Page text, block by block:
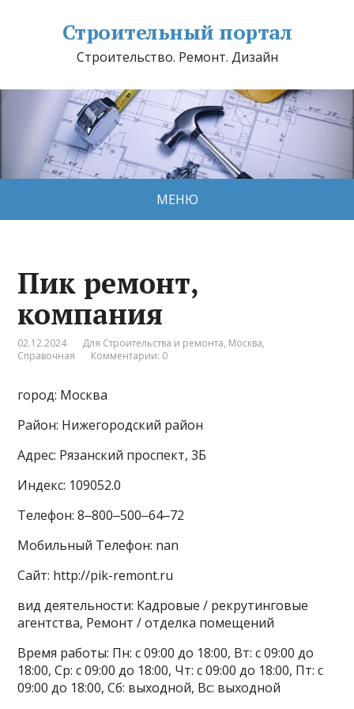
Строительный портал
Строительство. Ремонт. Дизайн
МЕНЮ
Пик ремонт,
компания
02.12.2024 Для Строительства и ремонта, Москва,
Справочная
Комментарии: 0
город: Москва
Район: Нижегородский район
Адрес: Рязанский проспект, 3Б
Индекс: 109052.0
Телефон: 8‒800‒500‒64‒72
Мобильный Телефон: nan
Сайт: http://pik-remont.ru
вид деятельности: Кадровые / рекрутинговые
агентства, Ремонт / отделка помещений
Время работы: Пн: с 09:00 до 18:00, Вт: с 09:00 до
18:00, Ср: с 09:00 до 18:00, Чт: с 09:00 до 18:00, Пт: с
09:00 до 18:00, Сб: выходной, Вс: выходной